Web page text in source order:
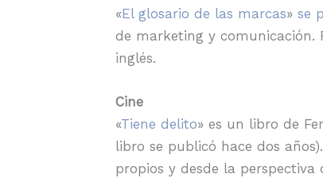
«El glosario de las marcas» se
de marketing y comunicación.
inglés.
Cine
«Tiene delito» es un libro de
libro se publicó hace dos
propios y desde la perspectiva